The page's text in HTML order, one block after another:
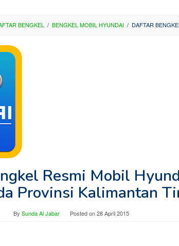
BENGKEL / BENGKEL MOBIL HYUNDAI / DAFTAR
Resmi Mobil
Provinsi Kalimantan
By Sunda Al Jabar Posted on28 April 2015